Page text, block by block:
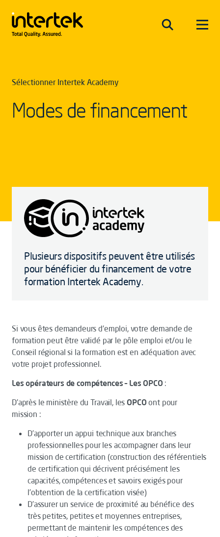
Sélectionner Intertek Academy
Modes de financement
Plusieurs dispositifs peuvent être utilisés
pour bénéficier du financement de votre
formation Intertek Academy.
Si vous êtes demandeurs d'emploi, votre demande de
formation peut être validé par le pôle emploi et/ou le
Conseil régional si la formation est en adéquation avec
votre projet professionnel.
Les opérateurs de compétences – Les OPCO :
D’après le ministère du Travail, les OPCO ont pour
mission :
D’apporter un appui technique aux branches
professionnelles pour les accompagner dans leur
mission de certification (construction des référentiels
de certification qui décrivent précisément les
capacités, compétences et savoirs exigés pour
l’obtention de la certification visée)
D’assurer un service de proximité au bénéfice des
très petites, petites et moyennes entreprises,
permettant de maintenir les compétences des